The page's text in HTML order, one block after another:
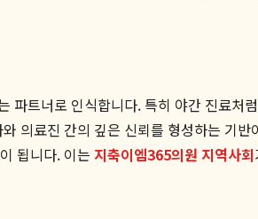
트너로 인식합니다. 특히 야간 진료
의료진 간의 깊은 신뢰를 형성하는 기
됩니다. 이는 지축이엠365의원 지역사회